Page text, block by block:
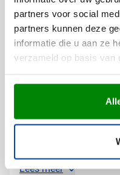
partners voor social
partners kunnen deze
informatie die u aan ze
verzameld op basis van
Dankzij de full color
gedetailleerde logo's
merk extra opvalt
Gratis digitaal
bedrukte
Benieuwd hoe jouw
voorbeeld aan. Zo
verwachten voordat je
– we denken graag
Lees meer